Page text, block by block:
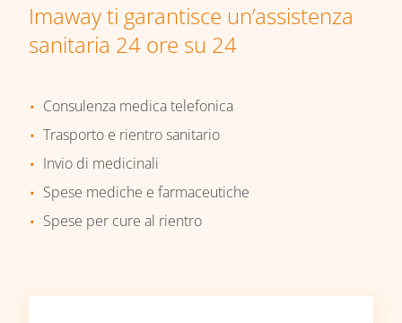
Imaway ti garantisce un’assistenza
sanitaria 24 ore su 24
Consulenza medica telefonica
Trasporto e rientro sanitario
Invio di medicinali
Spese mediche e farmaceutiche
Spese per cure al rientro